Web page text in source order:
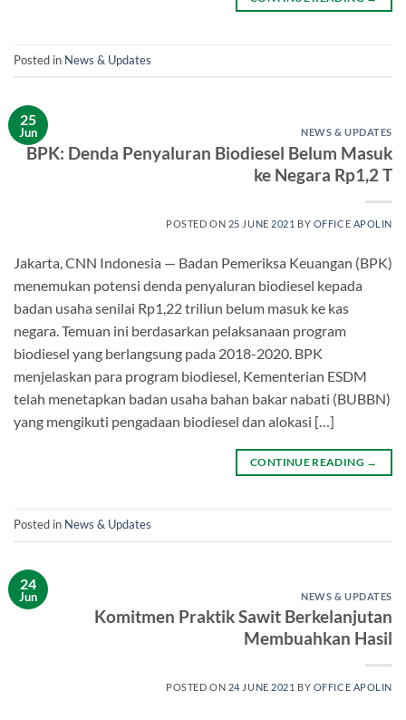
Posted in News & Updates
25
Jun NEWS & UPDATES
BPK: Denda Penyaluran Biodiesel Belum Masuk
ke Negara Rp1,2 T
POSTED ON 25 JUNE 2021 BY OFFICE APOLIN
Jakarta, CNN Indonesia — Badan Pemeriksa Keuangan (BPK)
menemukan potensi denda penyaluran biodiesel kepada
badan usaha senilai Rp1,22 triliun belum masuk ke kas
negara. Temuan ini berdasarkan pelaksanaan program
biodiesel yang berlangsung pada 2018-2020. BPK
menjelaskan para program biodiesel, Kementerian ESDM
telah menetapkan badan usaha bahan bakar nabati (BUBBN)
yang mengikuti pengadaan biodiesel dan alokasi […]
CONTINUE READING →
Posted in News & Updates
24
Jun NEWS & UPDATES
Komitmen Praktik Sawit Berkelanjutan
Membuahkan Hasil
POSTED ON 24 JUNE 2021 BY OFFICE APOLIN